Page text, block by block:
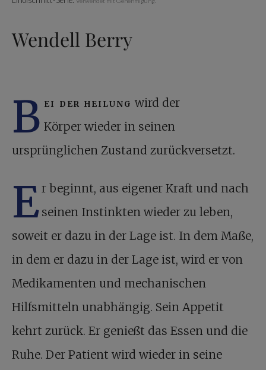
Wendell Berry
B ei der heilung wird der
Körper wieder in seinen
ursprünglichen Zustand zurückversetzt.
Er beginnt, aus eigener Kraft und nach
seinen Instinkten wieder zu leben,
soweit er dazu in der Lage ist. In dem Maße,
in dem er dazu in der Lage ist, wird er von
Medikamenten und mechanischen
Hilfsmitteln unabhängig. Sein Appetit
kehrt zurück. Er genießt das Essen und die
Ruhe. Der Patient wird wieder in seine